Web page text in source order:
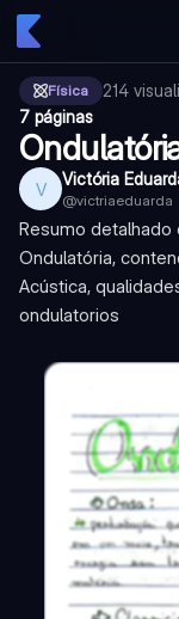
Física 214
7 páginas
V Victória
@victriaeduarda
Resumo
Ondulatória,
Acústica,
ondulatorios